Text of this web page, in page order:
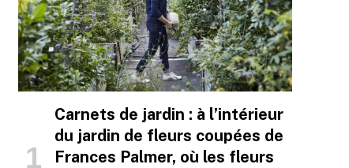
Carnets de jardin : à l’intérieur
du jardin de fleurs coupées de
Frances Palmer, où les fleurs